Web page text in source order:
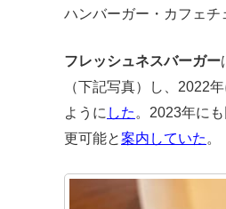
ハンバーガー・カフェチ
フレッシュネスバーガー
（下記写真）し、2022
ように した 。2023年に
更可能と案内していた 。